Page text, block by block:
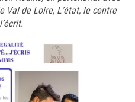
Val de Loire, L’état, le centre